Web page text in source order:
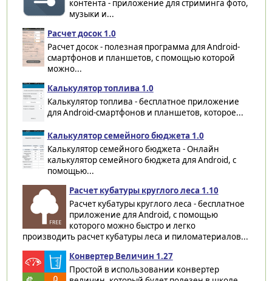
контента - приложение для стриминга фото,
музыки и...
Расчет досок 1.0
Расчет досок - полезная программа для Android-
смартфонов и планшетов, с помощью которой
можно...
Калькулятор топлива 1.0
Калькулятор топлива - бесплатное приложение
для Android-смартфонов и планшетов, которое...
Калькулятор семейного бюджета 1.0
Калькулятор семейного бюджета - Онлайн
калькулятор семейного бюджета для Android, с
помощью...
Расчет кубатуры круглого леса 1.10
Расчет кубатуры круглого леса - бесплатное
приложение для Android, с помощью
которого можно быстро и легко
производить расчет кубатуры леса и пиломатериалов...
Конвертер Величин 1.27
Простой в использовании конвертер